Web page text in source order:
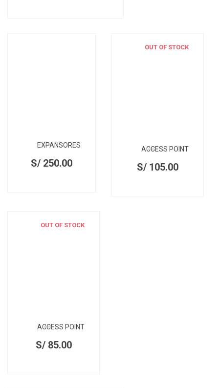
EXPANSORES
S/ 250.00
OUT OF STOCK
ACCESS POINT
S/ 105.00
OUT OF STOCK
ACCESS POINT
S/85.00